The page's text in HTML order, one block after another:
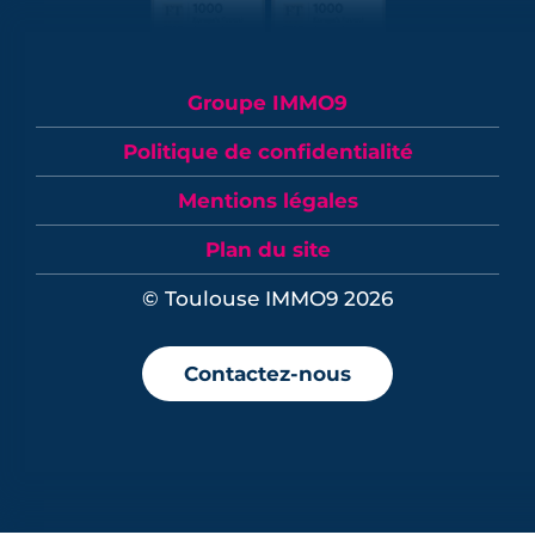
Groupe IMMO9
Politique de confidentialité
Mentions légales
Plan du site
© Toulouse IMMO9 2026
Contactez-nous